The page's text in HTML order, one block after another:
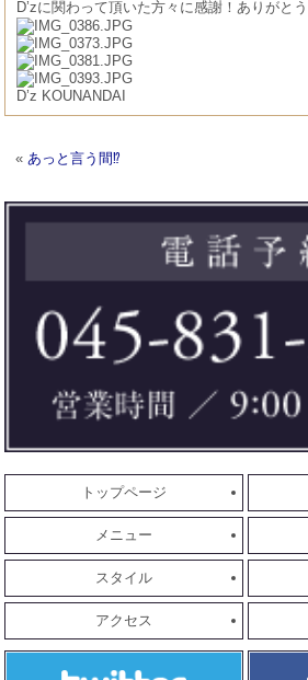
D’zに関わって頂いた方々に感謝！ありがと
D’z KOUNANDAI
«あっと言う間⁉︎
トップページ
メニュー
スタイル
アクセス